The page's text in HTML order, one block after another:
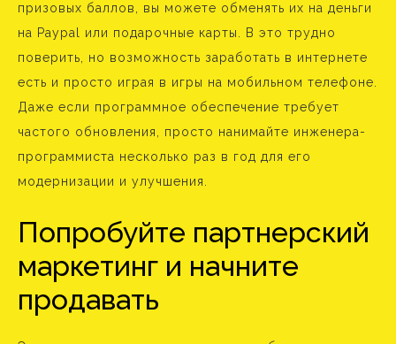
призовых баллов, вы можете обменять их на деньги
на Paypal или подарочные карты. В это трудно
поверить, но возможность заработать в интернете
есть и просто играя в игры на мобильном телефоне.
Даже если программное обеспечение требует
частого обновления, просто нанимайте инженера-
программиста несколько раз в год для его
модернизации и улучшения.
Попробуйте партнерский
маркетинг и начните
продавать